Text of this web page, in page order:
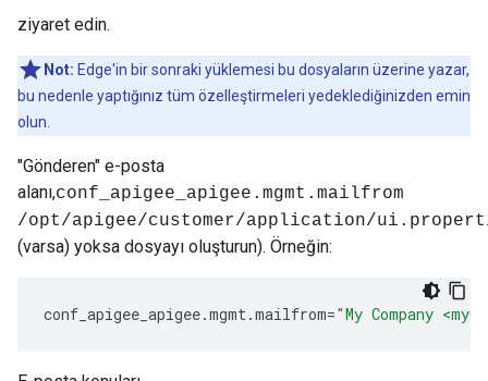
ziyaret edin.
Not: Edge'in bir sonraki yüklemesi bu dosyaların üzerine yazar,
bu nedenle yaptığınız tüm özelleştirmeleri yedeklediğinizden emin
olun.
"Gönderen" e-posta
alanı,conf_apigee_apigee.mgmt.mailfrom
/opt/apigee/customer/application/
(varsa) yoksa dosyayı oluşturun). Örneğin:
conf_apigee_apigee.mgmt.mailfrom="My Company